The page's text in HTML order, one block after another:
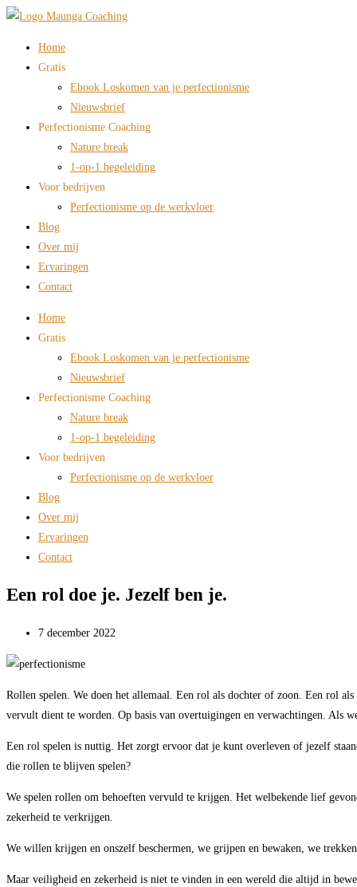
Ga
Home
Gratis
Ebook Loskomen van je perfectionisme
Nieuwsbrief
Perfectionisme Coaching
Nature break
1-op-1 begeleiding
Voor bedrijven
Perfectionisme op de werkvloer
Blog
Over mij
Ervaringen
Contact
Home
Gratis
Ebook Loskomen van je perfectionisme
Nieuwsbrief
Perfectionisme Coaching
Nature break
1-op-1 begeleiding
Voor bedrijven
Perfectionisme op de werkvloer
Blog
Over mij
Ervaringen
Contact
Een rol doe je. Jezelf ben je.
7 december 2022
Rollen spelen. We doen het allemaal. Een rol als dochter of zoon. Een rol
vervult dient te worden. Op basis van overtuigingen en verwachtingen. Als
Een rol spelen is nuttig. Het zorgt ervoor dat je kunt overleven of jezelf
die rollen te blijven spelen?
We spelen rollen om behoeften vervuld te krijgen. Het welbekende lief
zekerheid te verkrijgen.
We willen krijgen en onszelf beschermen, we grijpen en bewaken, we
Maar veiligheid en zekerheid is niet te vinden in een wereld die altijd in